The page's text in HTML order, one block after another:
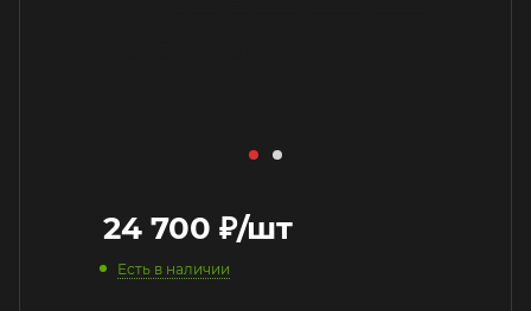
24 700 ₽/шт
Есть в наличии